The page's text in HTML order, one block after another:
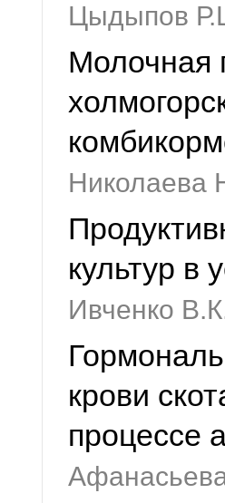
Цыдыпов
Молочная
Николаева
культур в
Ивченко
крови
процессе